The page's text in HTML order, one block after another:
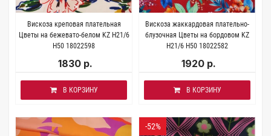
Вискоза креповая плательная
Цветы на бежевато-белом KZ H21/6
H50 18022598
1830 р.
В КОРЗИНУ
Вискоза жаккардовая плательно-
блузочная Цветы на бордовом KZ
H21/6 H50 18022582
1920 р.
В КОРЗИНУ
-52%